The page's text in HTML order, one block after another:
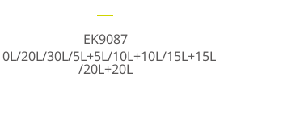
EK9087
20L/30L/5L+5L/10L+10L/15L+15L
/20L+20L